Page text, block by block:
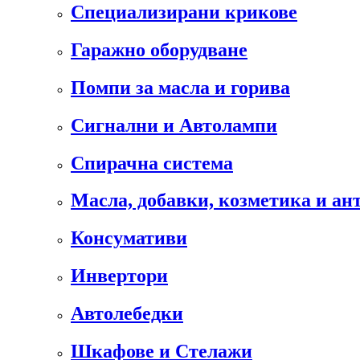
Специализирани крикове
Гаражно оборудване
Помпи за масла и горива
Сигнални и Автолампи
Спирачна система
Масла, добавки, козметика и
Консумативи
Инвертори
Автолебедки
Шкафове и Стелажи